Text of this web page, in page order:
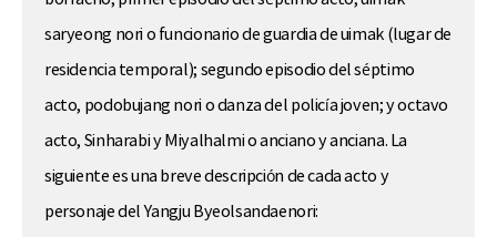
saryeong nori o funcionario de guardia de uimak (lugar de
residencia temporal); segundo episodio del séptimo
acto, podobujang nori o danza del policía joven; y octavo
acto, Sinharabi y Miyalhalmi o anciano y anciana. La
siguiente es una breve descripción de cada acto y
personaje del Yangju Byeolsandaenori: